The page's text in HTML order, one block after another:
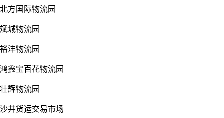
北方国际物流园
斌城物流园
裕沣物流园
鸿鑫宝百花物流园
壮辉物流园
沙井货运交易市场